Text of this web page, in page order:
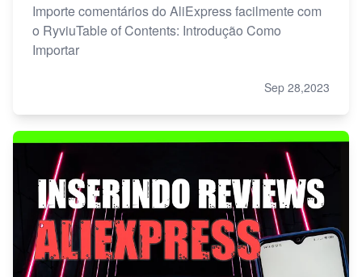
Importe comentários do AliExpress facilmente com
o RyviuTable of Contents: Introdução Como
Importar
Sep 28,2023